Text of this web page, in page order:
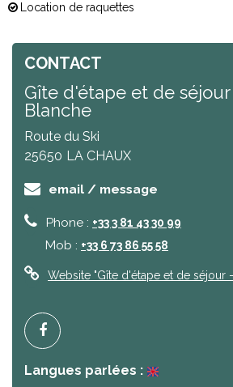
Location de raquettes
CONTACT
Gîte d'étape et de séjour
Blanche
Route du Ski
25650 LA CHAUX
email / message
Phone : +33 3 81 43 30 99
Mob : +33 6 73 86 55 58
Website "Gîte d'étape et de séjour
Langues parlées :